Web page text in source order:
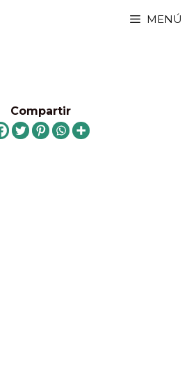
MENÚ
Compartir